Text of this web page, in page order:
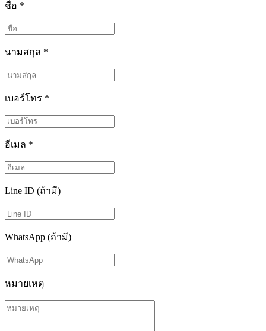
ชื่อ *
นามสกุล *
เบอร์โทร *
อีเมล *
Line ID (ถ้ามี)
WhatsApp (ถ้ามี)
หมายเหตุ